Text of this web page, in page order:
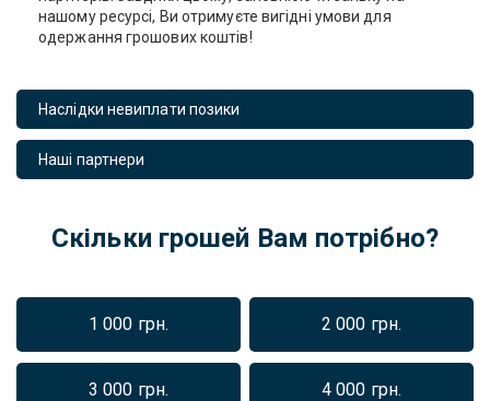
нашому ресурсі, Ви отримуєте вигідні умови для
одержання грошових коштів!
Наслідки невиплати позики
Наші партнери
Скільки грошей Вам потрібно?
1 000 грн. 2 000 грн.
3 000 грн. 4 000 грн.